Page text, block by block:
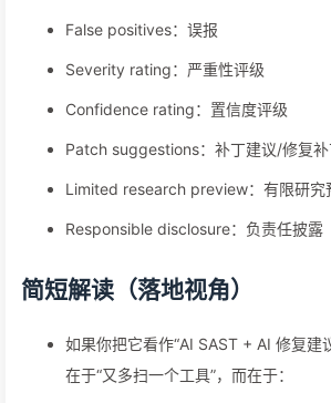
False positives：误报
Severity rating：严重性评级
Confidence rating：置信度评级
Patch suggestions：补丁建议/修复补
Limited research preview：有限研究
Responsible disclosure：负责任披露
简短解读（落地视角）
如果你把它看作“AI SAST + AI 修复建
在于“又多扫一个工具”，而在于：